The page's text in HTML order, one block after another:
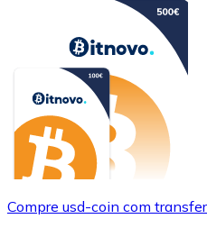
Compre usd-coin com